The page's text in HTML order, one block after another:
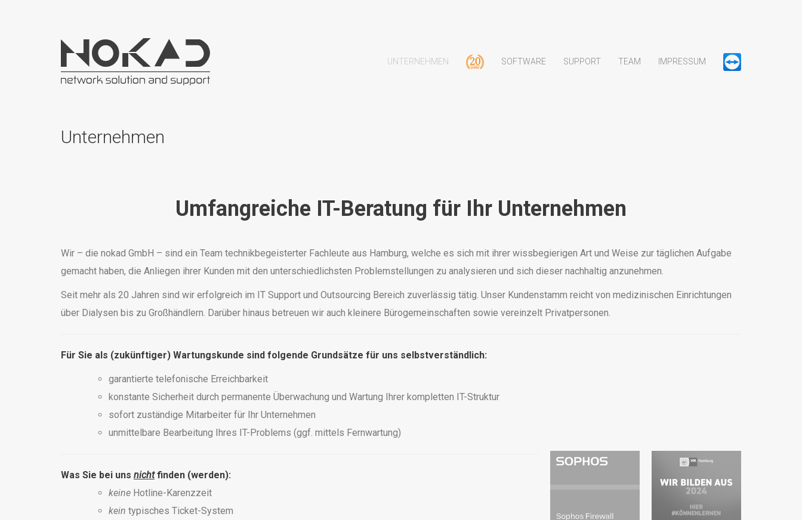
UNTERNEHMEN SOFTWARE SUPPORT TEAM IMPRESSUM
Unternehmen
Umfangreiche IT-Beratung für Ihr Unternehmen
Wir – die nokad GmbH – sind ein Team technikbegeisterter Fachleute aus Hamburg, welche es sich mit ihrer wissbegierigen Art und Weise zur täglichen Aufgabe
gemacht haben, die Anliegen ihrer Kunden mit den unterschiedlichsten Problemstellungen zu analysieren und sich dieser nachhaltig anzunehmen.
Seit mehr als 20 Jahren sind wir erfolgreich im IT Support und Outsourcing Bereich zuverlässig tätig. Unser Kundenstamm reicht von medizinischen Einrichtungen
über Dialysen bis zu Großhändlern. Darüber hinaus betreuen wir auch kleinere Bürogemeinschaften sowie vereinzelt Privatpersonen.
Für Sie als (zukünftiger) Wartungskunde sind folgende Grundsätze für uns selbstverständlich:
garantierte telefonische Erreichbarkeit
konstante Sicherheit durch permanente Überwachung und Wartung Ihrer kompletten IT-Struktur
sofort zuständige Mitarbeiter für Ihr Unternehmen
unmittelbare Bearbeitung Ihres IT-Problems (ggf. mittels Fernwartung)
Was Sie bei uns nichtfinden (werden):
keine Hotline-Karenzzeit
kein typisches Ticket-System